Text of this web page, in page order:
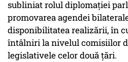
subliniat rolul diplomației
promovarea agendei
disponibilitatea realizării, în
întâlniri la nivelul comisiilor
legislativele celor două țări.